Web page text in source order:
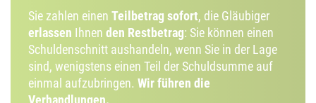
Sie zahlen einen Teilbetrag sofort, die Gläubiger
erlassen Ihnen den Restbetrag: Sie können einen
Schuldenschnitt aushandeln, wenn Sie in der Lage
sind, wenigstens einen Teil der Schuldsumme auf
einmal aufzubringen. Wir führen die
Verhandlungen.